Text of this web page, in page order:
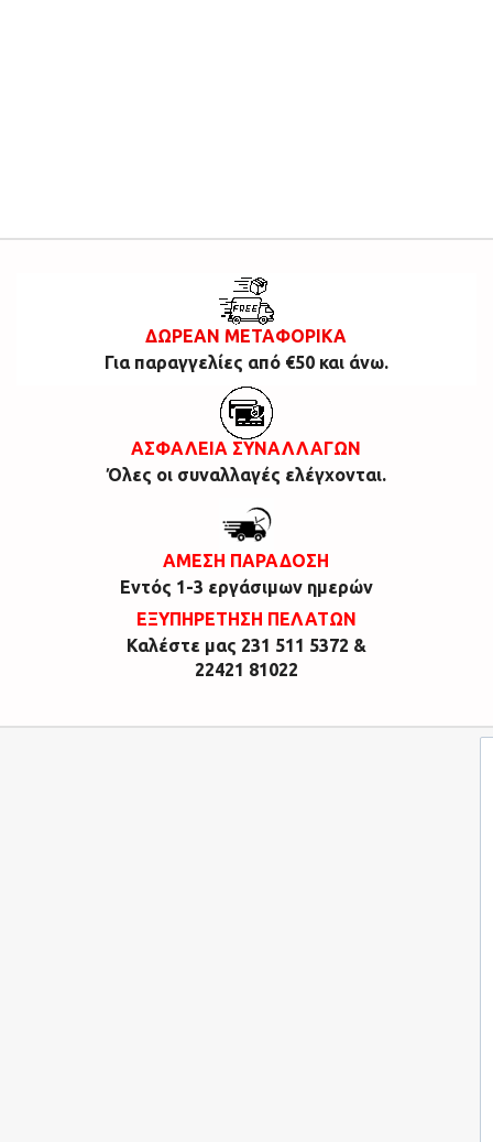
ΔΩΡΕΑΝ ΜΕΤΑΦΟΡΙΚΑ
Για παραγγελίες από €50 και άνω.
ΑΣΦΑΛΕΙΑ ΣΥΝΑΛΛΑΓΩΝ
Όλες οι συναλλαγές ελέγχονται.
ΑΜΕΣΗ ΠΑΡΑΔΟΣΗ
Εντός 1-3 εργάσιμων ημερών
ΕΞΥΠΗΡΕΤΗΣΗ ΠΕΛΑΤΩΝ
Καλέστε μας 231 511 5372 &
22421 81022